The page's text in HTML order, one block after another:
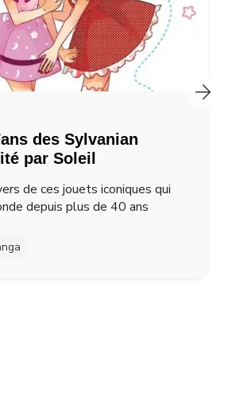
des Sylvanian
par Soleil
de ces jouets iconiques qui
depuis plus de 40 ans